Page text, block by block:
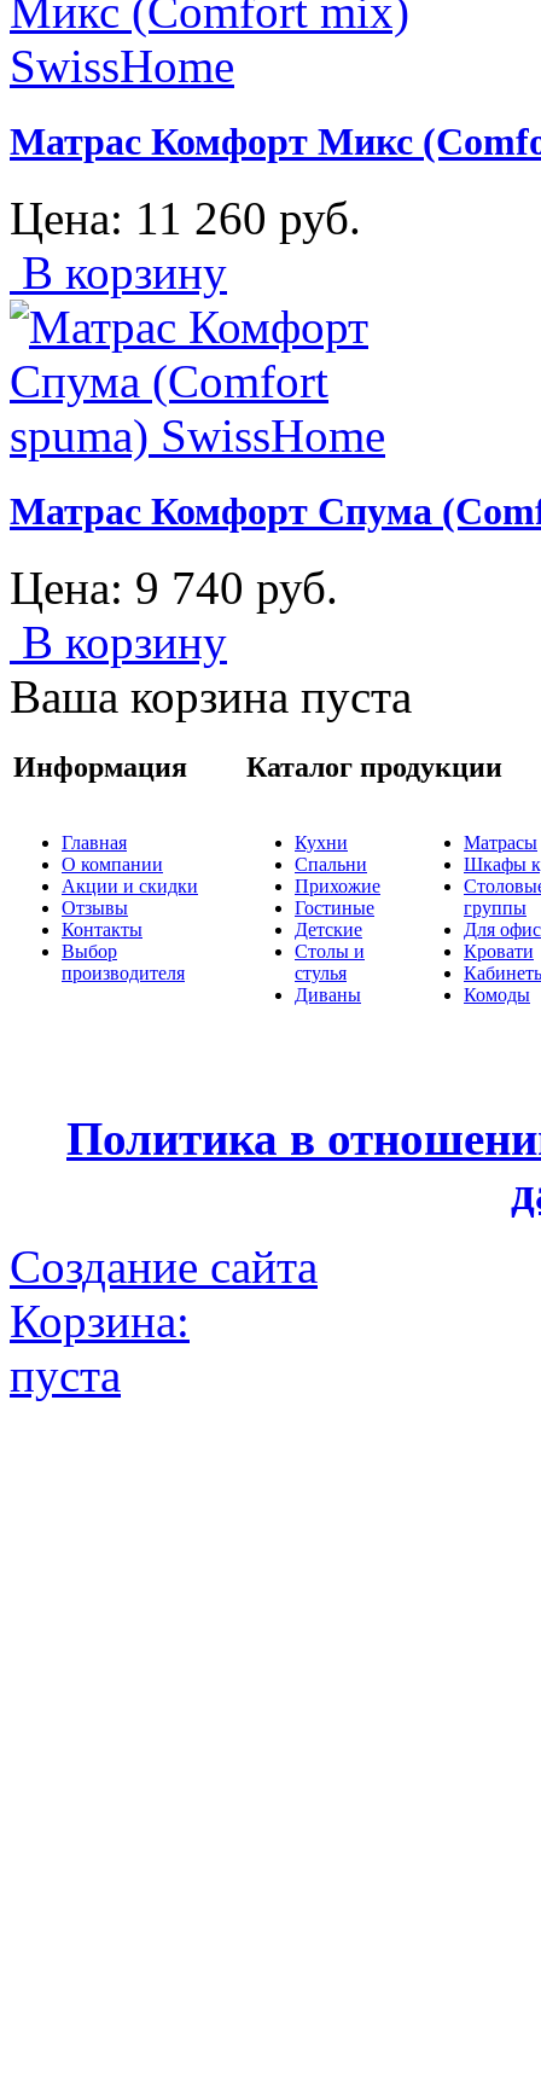
Матрас Комфорт Микс
Цена: 11 260 руб.
В корзину
Матрас Комфорт Спума
Цена: 9 740 руб.
В корзину
Ваша корзина пуста
Информация Каталог продукции
Главная
О компании
Акции и скидки
Отзывы
Контакты
Выбор
производителя
Кухни
Спальни
Прихожие
Гостиные
Детские
Столы и
стулья
Диваны
Матрасы
Шкафы
группы
Для
Кровати
Комоды
Политика в
Создание сайта
Корзина:
пуста